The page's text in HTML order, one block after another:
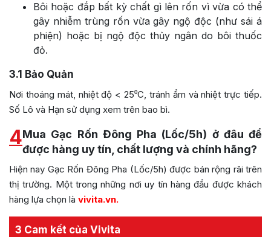
Bôi hoặc đắp bất kỳ chất gì lên rốn vì vừa có thể
gây nhiễm trùng rốn vừa gây ngộ độc (như sái á
phiện) hoặc bị ngộ độc thủy ngân do bôi thuốc
đỏ.
3.1 Bảo Quản
Nơi thoáng mát, nhiệt độ < 25⁰C, tránh ẩm và nhiệt trực tiếp.
Số Lô và Hạn sử dụng xem trên bao bì.
4Mua Gạc Rốn Đông Pha (Lốc/5h) ở đâu để
được hàng uy tín, chất lượng và chính hãng?
Hiện nay Gạc Rốn Đông Pha (Lốc/5h) được bán rộng rãi trên
thị trường. Một trong những nơi uy tín hàng đầu được khách
hàng lựa chọn là vivita.vn.
3 Cam kết của Vivita